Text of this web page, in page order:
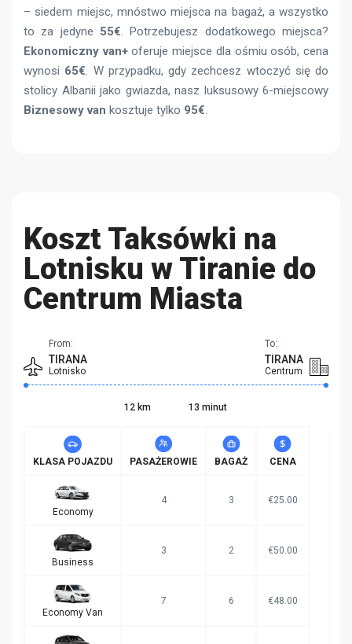
– siedem miejsc, mnóstwo miejsca na bagaż, a wszystko
to za jedyne 55€. Potrzebujesz dodatkowego miejsca?
Ekonomiczny van+oferuje miejsce dla ośmiu osób, cena
wynosi 65€. W przypadku, gdy zechcesz wtoczyć się do
stolicy Albanii jako gwiazda, nasz luksusowy 6-miejscowy
Biznesowy van kosztuje tylko 95€.
Koszt Taksówki na
Lotnisku w Tiranie do
Centrum Miasta
From:
TIRANA
Lotnisko
To:
TIRANA
Centrum
12 km 13 minut
KLASA POJAZDU PASAŻEROWIE BAGAŻ CENA
Economy
4 3 €25.00
Business
3 2 €50.00
Economy Van
7 6 €48.00